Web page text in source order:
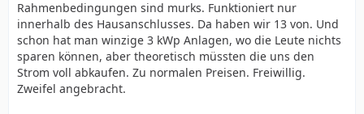
Rahmenbedingungen sind murks. Funktioniert nur
innerhalb des Hausanschlusses. Da haben wir 13 von. Und
schon hat man winzige 3 kWp Anlagen, wo die Leute nichts
sparen können, aber theoretisch müssten die uns den
Strom voll abkaufen. Zu normalen Preisen. Freiwillig.
Zweifel angebracht.